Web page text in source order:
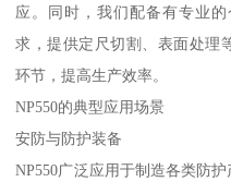
应。同时，我们配备有专业
求，提供定尺切割、表面处理
环节，提高生产效率。
NP550的典型应用场景
安防与防护装备
NP550广泛应用于制造各类防